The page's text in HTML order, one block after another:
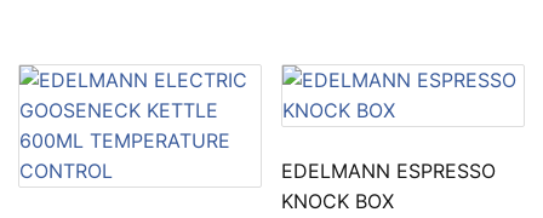
EDELMANN ESPRESSO
KNOCK BOX